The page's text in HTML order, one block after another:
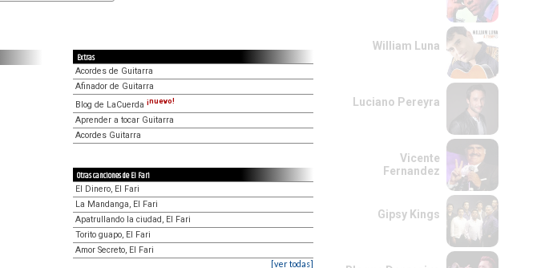
Extras
Acordes de Guitarra
Afinador de Guitarra
Blog de LaCuerda ¡nuevo!
Aprender a tocar Guitarra
Acordes Guitarra
Otras canciones de El Fari
El Dinero, El Fari
La Mandanga, El Fari
Apatrullando la ciudad, El Fari
Torito guapo, El Fari
Amor Secreto, El Fari
[ver todas]
William Luna
Luciano Pereyra
Vicente
Fernandez
Gipsy Kings